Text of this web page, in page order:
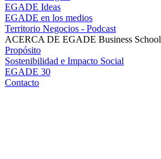
EGADE Ideas
EGADE en los medios
Territorio Negocios - Podcast
ACERCA DE EGADE Business School
Propósito
Sostenibilidad e Impacto Social
EGADE 30
Contacto